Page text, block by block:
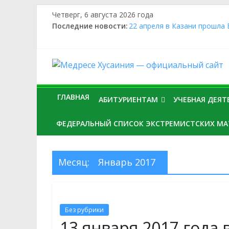
Четверг, 6 августа 2026 года
Последние новости: 22 апреля в Казани прошла
17 февраля 2026 года
«Медресе «Хусаиния»
19 ноября студент 3 курс
Ганиев принял участие в
в мечети «Ляля-Тюльпан
Оренбурга и в «Медресе
ГЛАВНАЯ АБИТУРИЕНТАМ УЧЕБНАЯ
ФЕДЕРАЛЬНЫЙ СПИСОК ЭКСТРЕМИСТСКИХ
Месяц: Январь 2017
Без рубрики